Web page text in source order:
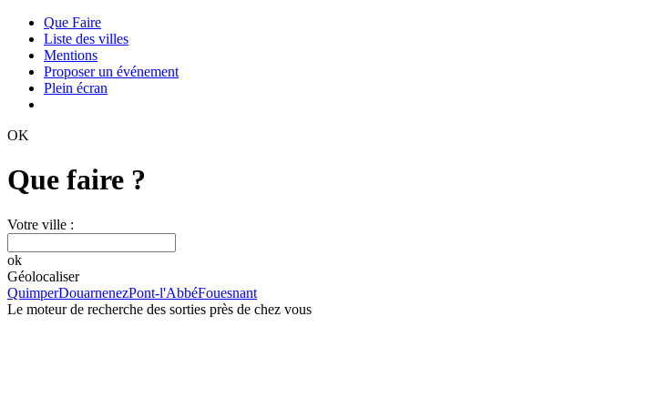
Que Faire
Liste des villes
Mentions
Proposer un événement
Plein écran
OK
Que faire ?
Votre ville :
ok
Géolocaliser
QuimperDouarnenezPont-l'AbbéFouesnant
Le moteur de recherche des sorties près de chez vous